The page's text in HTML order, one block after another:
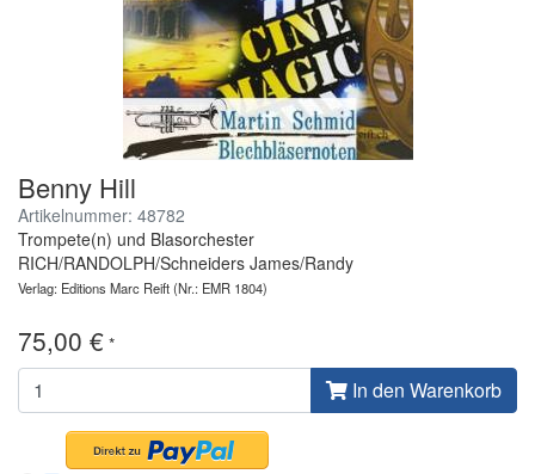
Benny Hill
Artikelnummer: 48782
Trompete(n) und Blasorchester
RICH/RANDOLPH/Schneiders James/Randy
Verlag: Editions Marc Reift(Nr.: EMR 1804)
75,00 € *
In den Warenkorb